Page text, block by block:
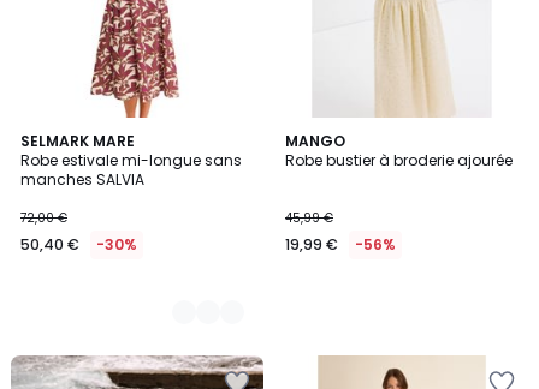
SELMARK MARE
Robe estivale mi-longue sans
manches SALVIA
72,00 €
50,40 € -30%
2
Couleurs
MANGO
Robe bustier à broderie ajourée
45,99 €
19,99 € -56%